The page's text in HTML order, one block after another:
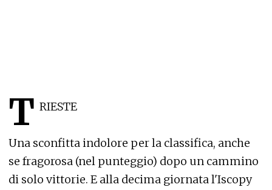
T RIESTE
Una sconfitta indolore per la classifica, anche
se fragorosa (nel punteggio) dopo un cammino
di solo vittorie. E alla decima giornata l'Iscopy